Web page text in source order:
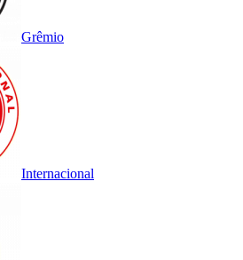
Grêmio
Internacional